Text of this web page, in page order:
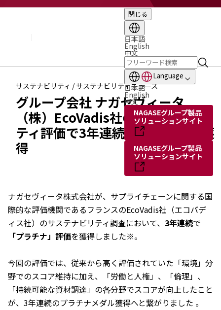
閉じる
日本語
English
中文
Language
日本語
English
中文
NAGASEグループ製品
ソリューションサイト
NAGASEグループ製品
ソリューションサイト
役員・執行役員
国内・海外のNAGASEグループ
長瀬産業の歩み
ニュース
2025年
2024年
2023年
2022年
2021年
サステナビリティ / サステナビリティニュース
グループ会社 ナガセヴィータ
（株）EcoVadis社のサステナビリ
ティ評価で3年連続「プラチナ」獲
得
ナガセヴィータ株式会社が、サプライチェーンに関する国
際的な評価機関であるフランスのEcoVadis社（エコバデ
ィス社）のサステナビリティ調査において、 3年連続で
「プラチナ」評価を獲得しました※。
今回の評価では、従来から高く評価されていた「環境」分
野でのスコア維持に加え、「労働と人権」、「倫理」、
「持続可能な資材調達」の各分野でスコアが向上したこと
が、3年連続のプラチナメダル獲得へと繋がりました 。